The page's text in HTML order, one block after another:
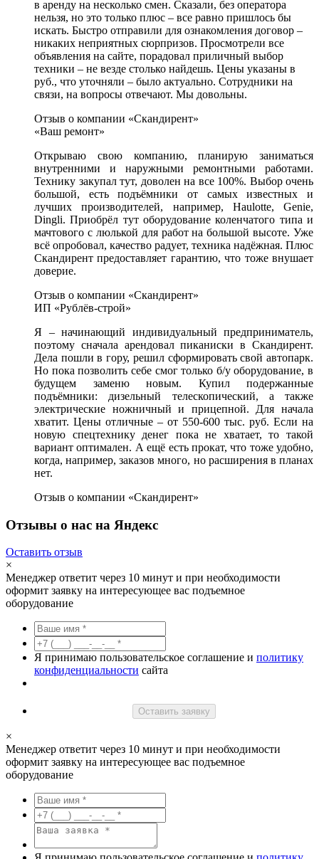
в аренду на несколько смен. Сказали, без оператора
нельзя, но это только плюс – все равно пришлось бы
искать. Быстро отправили для ознакомления договор –
никаких неприятных сюрпризов. Просмотрели все
объявления на сайте, порадовал приличный выбор
техники – не везде столько найдешь. Цены указаны в
руб., что уточняли – было актуально. Сотрудники на
связи, на вопросы отвечают. Мы довольны.
Отзыв о компании «Скандирент»
«Ваш ремонт»
Открываю свою компанию, планирую заниматься
внутренними и наружными ремонтными работами.
Технику закупал тут, доволен на все 100%. Выбор очень
большой, есть подъёмники от самых известных и
лучших производителей, например, Haulotte, Genie,
Dingli. Приобрёл тут оборудование коленчатого типа и
мачтового с люлькой для работ на большой высоте. Уже
всё опробовал, качество радует, техника надёжная. Плюс
Скандирент предоставляет гарантию, что тоже внушает
доверие.
Отзыв о компании «Скандирент»
ИП «Рублёв-строй»
Я – начинающий индивидуальный предприниматель,
поэтому сначала арендовал пиканиски в Скандирент.
Дела пошли в гору, решил сформировать свой автопарк.
Но пока позволить себе смог только б/у оборудование, в
будущем заменю новым. Купил подержанные
подъёмники: дизельный телескопический, а также
электрические ножничный и прицепной. Для начала
хватит. Цены отличные – от 550-600 тыс. руб. Если на
новую спецтехнику денег пока не хватает, то такой
вариант оптимален. А ещё есть прокат, что тоже удобно,
когда, например, заказов много, но расширения в планах
нет.
Отзыв о компании «Скандирент»
Отзывы о нас на Яндекс
Оставить отзыв
×
Менеджер ответит через 10 минут и при необходимости
оформит заявку на интересующее вас подъемное
оборудование
Я принимаю пользовательское соглашение и политику
конфиденциальности сайта
Оставить заявку
×
Менеджер ответит через 10 минут и при необходимости
оформит заявку на интересующее вас подъемное
оборудование